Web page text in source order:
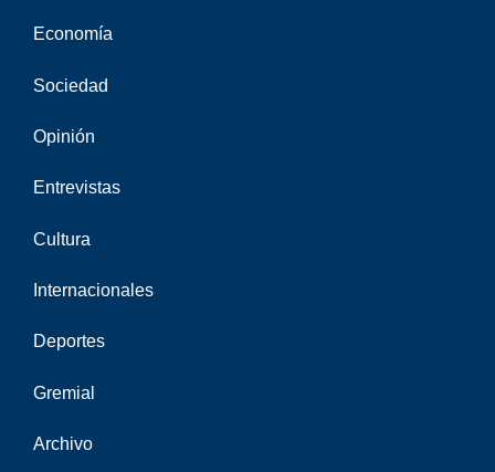
Economía
Sociedad
Opinión
Entrevistas
Cultura
Internacionales
Deportes
Gremial
Archivo